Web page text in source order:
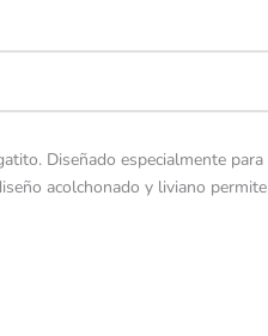
Diseñado especialmente
acolchonado y liviano